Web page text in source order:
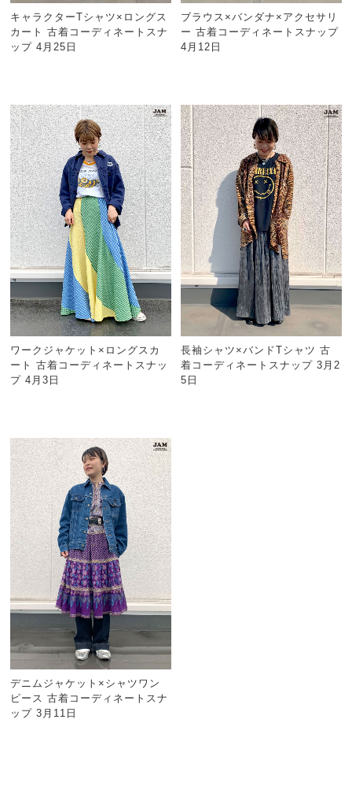
キャラクターTシャツ×ロングス
カート 古着コーディネートスナ
ップ 4月25日
ブラウス×バンダナ×アクセサリ
ー 古着コーディネートスナップ
4月12日
ワークジャケット×ロングスカ
ート 古着コーディネートスナッ
プ 4月3日
長袖シャツ×バンドTシャツ 古
着コーディネートスナップ 3月2
5日
デニムジャケット×シャツワン
ピース 古着コーディネートスナ
ップ 3月11日